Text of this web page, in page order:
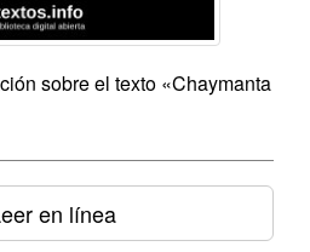
sobre el texto «Chaymanta
en línea